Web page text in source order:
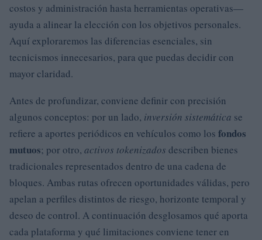
costos y administración hasta herramientas operativas—
ayuda a alinear la elección con los objetivos personales.
Aquí exploraremos las diferencias esenciales, sin
tecnicismos innecesarios, para que puedas decidir con
mayor claridad.
Antes de profundizar, conviene definir con precisión
algunos conceptos: por un lado, inversión sistemática se
refiere a aportes periódicos en vehículos como los fondos
mutuos; por otro, activos tokenizados describen bienes
tradicionales representados dentro de una cadena de
bloques. Ambas rutas ofrecen oportunidades válidas, pero
apelan a perfiles distintos de riesgo, horizonte temporal y
deseo de control. A continuación desglosamos qué aporta
cada plataforma y qué limitaciones conviene tener en